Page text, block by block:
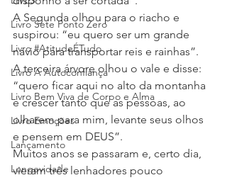
Livro Sete Ponto Zero
Livro #AtitudeÉTudo
Livro A Autoconfiança
Livro Bem Viva de Corpo e Alma
Livro Emoções
Lançamento
Longevidade
A Segunda olhou para o riacho e
suspirou: “eu quero ser um grande
navio para transportar reis e rainhas”.
A terceira árvore olhou o vale e disse:
“quero ficar aqui no alto da montanha
e crescer tanto que as pessoas, ao
olharem para mim, levante seus olhos
e pensem em DEUS”.
Muitos anos se passaram e, certo dia,
vieram três lenhadores pouco